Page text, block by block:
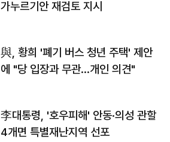
가누르기안 재검토 지시
與, 황희 '폐기 버스 청년 주택' 제안
에 "당 입장과 무관…개인 의견"
李대통령, '호우피해' 안동·의성 관할
4개면 특별재난지역 선포